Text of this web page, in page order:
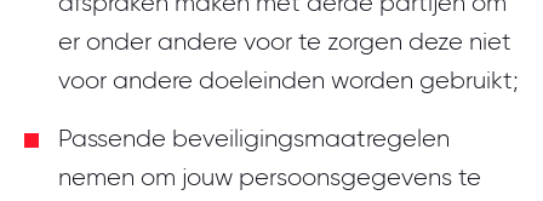
er onder andere voor te zorgen deze niet
voor andere doeleinden worden gebruikt;
Passende beveiligingsmaatregelen
nemen om jouw persoonsgegevens te